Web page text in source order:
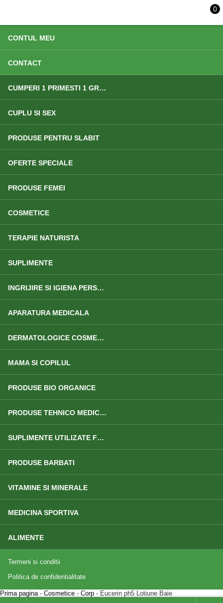
CONTUL MEU
CONTACT
CUMPERI 1 PRIMESTI 1 GRATIS
CUPLU SI SEX
PRODUSE PENTRU SLABIT
OFERTE SPECIALE
PRODUSE FEMEI
COSMETICE
TERAPIE NATURISTA
SUPLIMENTE
INGRIJIRE SI IGIENA PERSONALA
APARATURA MEDICALA
DERMATOLOGICE COSMETICE
MAMA SI COPILUL
PRODUSE BIO ORGANICE
PRODUSE TEHNICO MEDICALE
SUPLIMENTE UTILIZATE FRECVENT
PRODUSE BARBATI
VITAMINE SI MINERALE
MEDICINA SPORTIVA
ALIMENTE
Termeni si conditii
Politica de confidentialitate
0
Prima pagina- Cosmetice - Corp - Eucerin ph5 Lotiune Baie